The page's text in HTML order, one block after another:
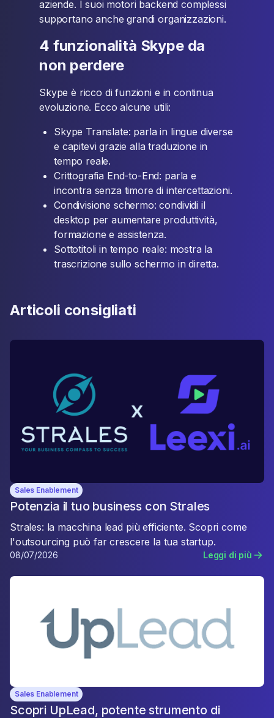
aziende. I suoi motori backend complessi
supportano anche grandi organizzazioni.
4 funzionalità Skype da
non perdere
Skype è ricco di funzioni e in continua
evoluzione. Ecco alcune utili:
Skype Translate: parla in lingue diverse
e capitevi grazie alla traduzione in
tempo reale.
Crittografia End-to-End: parla e
incontra senza timore di intercettazioni.
Condivisione schermo: condividi il
desktop per aumentare produttività,
formazione e assistenza.
Sottotitoli in tempo reale: mostra la
trascrizione sullo schermo in diretta.
Articoli consigliati
Sales Enablement
Potenzia il tuo business con Strales
Strales: la macchina lead più efficiente. Scopri come
l'outsourcing può far crescere la tua startup.
08/07/2026 Leggi di più
Sales Enablement
Scopri UpLead, potente strumento di